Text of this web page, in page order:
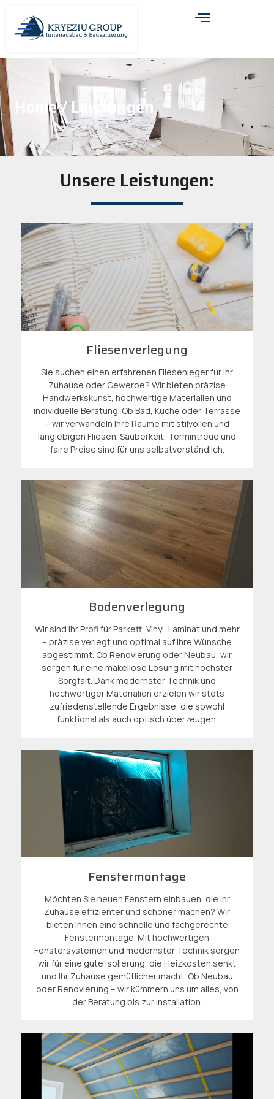
Home/ Leistungen
Unsere Leistungen:
Fliesenverlegung
Sie suchen einen erfahrenen Fliesenleger für Ihr
Zuhause oder Gewerbe? Wir bieten präzise
Handwerkskunst, hochwertige Materialien und
individuelle Beratung. Ob Bad, Küche oder Terrasse
– wir verwandeln Ihre Räume mit stilvollen und
langlebigen Fliesen. Sauberkeit, Termintreue und
faire Preise sind für uns selbstverständlich.
Bodenverlegung
Wir sind Ihr Profi für Parkett, Vinyl, Laminat und mehr
– präzise verlegt und optimal auf Ihre Wünsche
abgestimmt. Ob Renovierung oder Neubau, wir
sorgen für eine makellose Lösung mit höchster
Sorgfalt. Dank modernster Technik und
hochwertiger Materialien erzielen wir stets
zufriedenstellende Ergebnisse, die sowohl
funktional als auch optisch überzeugen.
Fenstermontage
Möchten Sie neuen Fenstern einbauen, die Ihr
Zuhause effizienter und schöner machen? Wir
bieten Ihnen eine schnelle und fachgerechte
Fenstermontage. Mit hochwertigen
Fenstersystemen und modernster Technik sorgen
wir für eine gute Isolierung, die Heizkosten senkt
und Ihr Zuhause gemütlicher macht. Ob Neubau
oder Renovierung – wir kümmern uns um alles, von
der Beratung bis zur Installation.